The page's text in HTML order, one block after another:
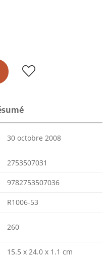
30 octobre 2008
2753507031
9782753507036
R1006-53
260
15.5 x 24.0 x 1.1 cm